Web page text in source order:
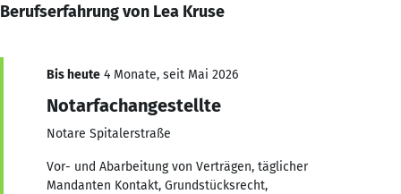
Berufserfahrung von Lea Kruse
Bis heute 4 Monate, seit Mai 2026
Notarfachangestellte
Notare Spitalerstraße
Vor- und Abarbeitung von Verträgen, täglicher
Mandanten Kontakt, Grundstücksrecht,